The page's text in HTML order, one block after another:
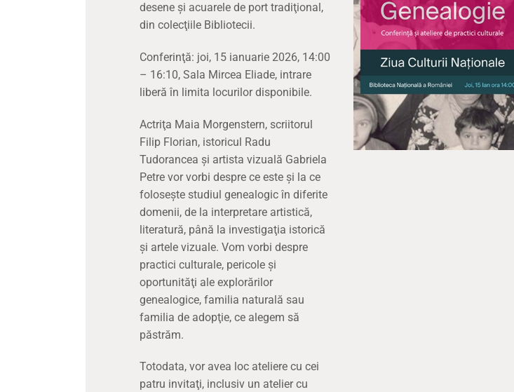
desene şi acuarele de port tradiţional,
din colecţiile Bibliotecii.
Conferinţă: joi, 15 ianuarie 2026, 14:00
– 16:10, Sala Mircea Eliade, intrare
liberă în limita locurilor disponibile.
Actriţa Maia Morgenstern, scriitorul
Filip Florian, istoricul Radu
Tudorancea şi artista vizuală Gabriela
Petre vor vorbi despre ce este şi la ce
foloseşte studiul genealogic în diferite
domenii, de la interpretare artistică,
literatură, până la investigaţia istorică
şi artele vizuale. Vom vorbi despre
practici culturale, pericole şi
oportunităţi ale explorărilor
genealogice, familia naturală sau
familia de adopţie, ce alegem să
păstrăm.
Totodata, vor avea loc ateliere cu cei
patru invitaţi, inclusiv un atelier cu